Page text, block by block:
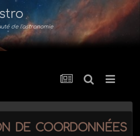
de l'astronomie
de coordonnées